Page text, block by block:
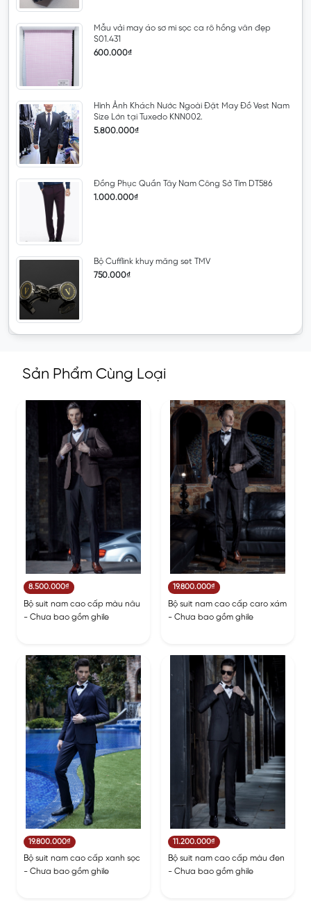
Mẫu vải may áo sơ mi sọc ca rô hồng vân đẹp
S01.431
600.000₫
Hình Ảnh Khách Nước Ngoài Đặt May Đồ Vest Nam
Size Lớn tại Tuxedo KNN002.
5.800.000₫
Đồng Phục Quần Tây Nam Công Sở Tím DT586
1.000.000₫
Bộ Cufflink khuy măng set TMV
750.000₫
Sản Phẩm Cùng Loại
8.500.000₫
Bộ suit nam cao cấp màu nâu
- Chưa bao gồm ghile
19.800.000₫
Bộ suit nam cao cấp caro xám
- Chưa bao gồm ghile
19.800.000₫
Bộ suit nam cao cấp xanh sọc
- Chưa bao gồm ghile
11.200.000₫
Bộ suit nam cao cấp màu đen
- Chưa bao gồm ghile